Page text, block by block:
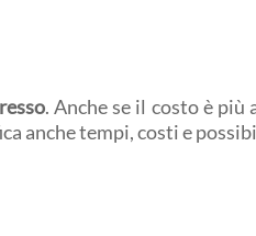
. Anche se il costo è
anche tempi, costi e